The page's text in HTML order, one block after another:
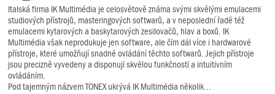
Italská firma IK Multimédia je celosvětově známa svými skvělými emulacemi
studiových přístrojů, masteringových softwarů, a v neposlední řadě též
emulacemi kytarových a baskytarových zesilovačů, hlav a boxů. IK
Multimédia však neprodukuje jen software, ale čím dál více i hardwarové
přístroje, které umožňují snadné ovládání těchto softwarů. Jejich přístroje
jsou precizně vyvedeny a disponují skvělou funkčností a intuitivním
ovládáním.
Pod tajemným názvem TONEX ukrývá IK Multimédia několik...